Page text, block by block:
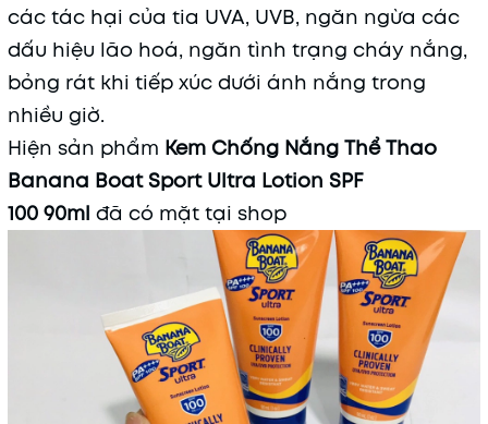
các tác hại của tia UVA, UVB, ngăn ngừa các
dấu hiệu lão hoá, ngăn tình trạng cháy nắng,
bỏng rát khi tiếp xúc dưới ánh nắng trong
nhiều giờ.
Hiện sản phẩm Kem Chống Nắng Thể Thao
Banana BoatSport Ultra Lotion SPF
10090ml đã có mặt tại shop